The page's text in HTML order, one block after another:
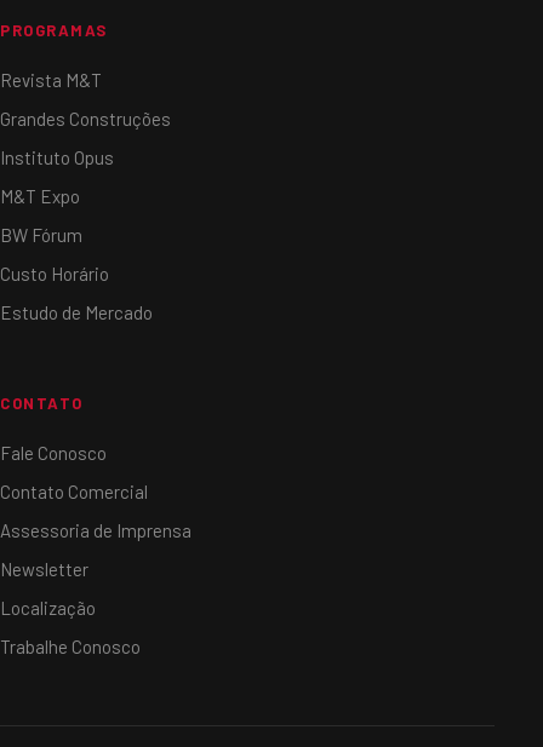
PROGRAMAS
Revista M&T
Grandes Construções
Instituto Opus
M&T Expo
BW Fórum
Custo Horário
Estudo de Mercado
CONTATO
Fale Conosco
Contato Comercial
Assessoria de Imprensa
Newsletter
Localização
Trabalhe Conosco